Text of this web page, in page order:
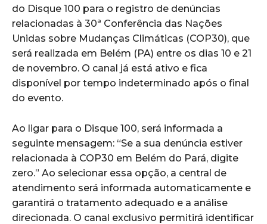
do Disque 100 para o registro de denúncias
relacionadas à 30ª Conferência das Nações
Unidas sobre Mudanças Climáticas (COP30), que
será realizada em Belém (PA) entre os dias 10 e 21
de novembro. O canal já está ativo e fica
disponível por tempo indeterminado após o final
do evento.
Ao ligar para o Disque 100, será informada a
seguinte mensagem: “Se a sua denúncia estiver
relacionada à COP30 em Belém do Pará, digite
zero.” Ao selecionar essa opção, a central de
atendimento será informada automaticamente e
garantirá o tratamento adequado e a análise
direcionada. O canal exclusivo permitirá identificar